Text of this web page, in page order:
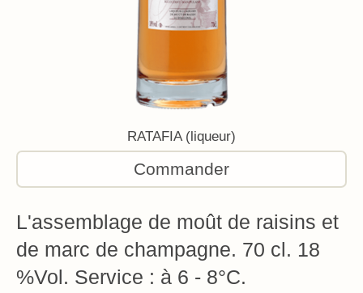
RATAFIA (liqueur)
Commander
L'assemblage de moût de raisins et
de marc de champagne. 70 cl. 18
%Vol. Service : à 6 - 8°C.